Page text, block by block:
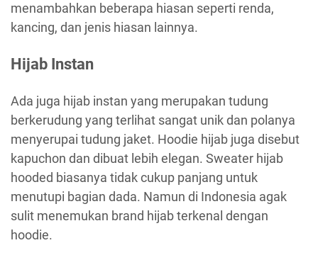
menambahkan beberapa hiasan seperti renda,
kancing, dan jenis hiasan lainnya.
Hijab Instan
Ada juga hijab instan yang merupakan tudung
berkerudung yang terlihat sangat unik dan polanya
menyerupai tudung jaket. Hoodie hijab juga disebut
kapuchon dan dibuat lebih elegan. Sweater hijab
hooded biasanya tidak cukup panjang untuk
menutupi bagian dada. Namun di Indonesia agak
sulit menemukan brand hijab terkenal dengan
hoodie.